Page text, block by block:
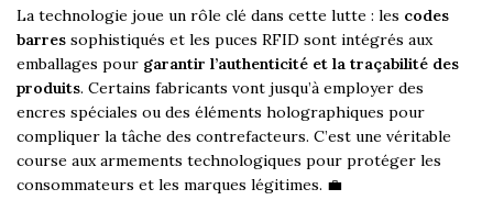
La technologie joue un rôle clé dans cette lutte : les codes
barres sophistiqués et les puces RFID sont intégrés aux
emballages pour garantir l’authenticité et la traçabilité des
produits. Certains fabricants vont jusqu’à employer des
encres spéciales ou des éléments holographiques pour
compliquer la tâche des contrefacteurs. C’est une véritable
course aux armements technologiques pour protéger les
consommateurs et les marques légitimes. 💼